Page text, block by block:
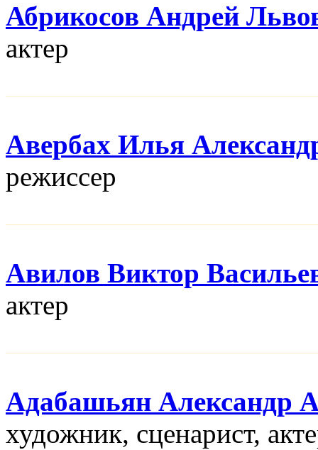
Абрикосов Андрей
актер
Авербах Илья
режисcер
Авилов Виктор
актер
Адабашьян Александр
художник, сценарист,